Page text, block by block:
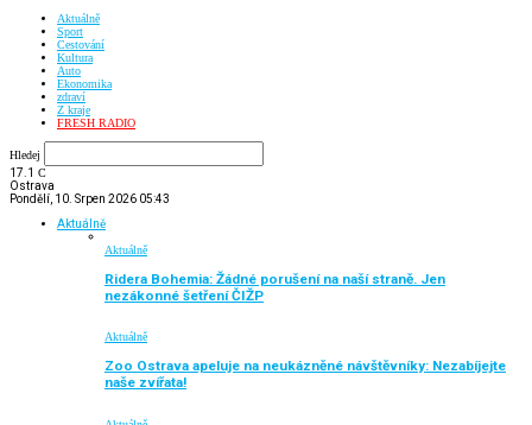
Aktuálně
Sport
Cestování
Kultura
Auto
Ekonomika
zdraví
Z kraje
FRESH RADIO
Hledej
17.1 C
Ostrava
Pondělí, 10. Srpen 2026 05:43
Aktuálně
Aktuálně
Ridera Bohemia: Žádné porušení na naší straně. Jen
nezákonné šetření ČIŽP
Aktuálně
Zoo Ostrava apeluje na neukázněné návštěvníky: Nezabíjejte
naše zvířata!